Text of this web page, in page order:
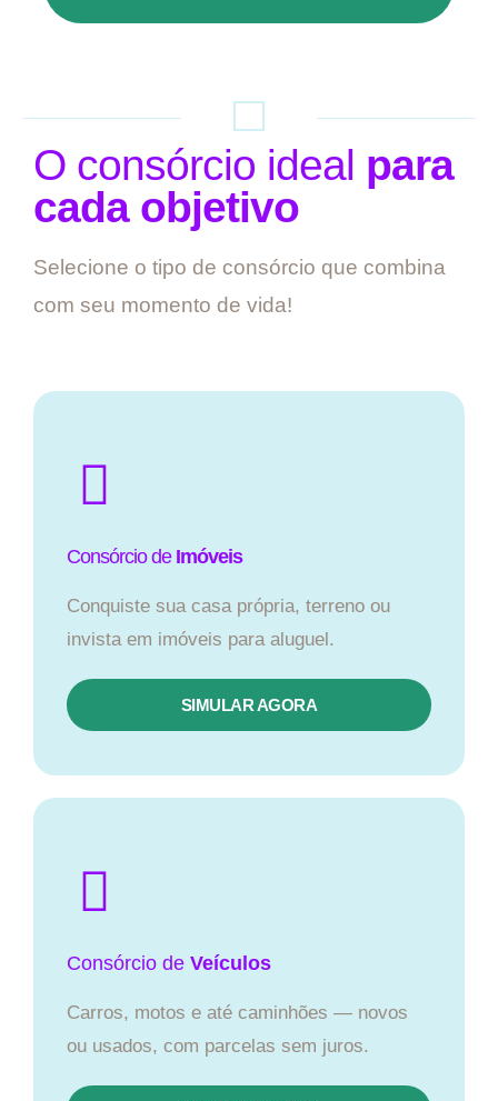
O consórcio ideal para
cada objetivo
Selecione o tipo de consórcio que combina
com seu momento de vida!
Consórcio de Imóveis
Conquiste sua casa própria, terreno ou
invista em imóveis para aluguel.
SIMULAR AGORA​
Consórcio de Veículos
Carros, motos e até caminhões — novos
ou usados, com parcelas sem juros.